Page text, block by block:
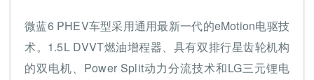
微蓝6 PHEV车型采用通用最新一代的eMotion电驱技
术。1.5L DVVT燃油增程器、具有双排行星齿轮机构
的双电机、Power Split动力分流技术和LG三元锂电